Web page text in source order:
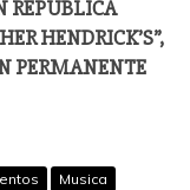
REPÚBLICA
HENDRICK’S”,
PERMANENTE
Musica